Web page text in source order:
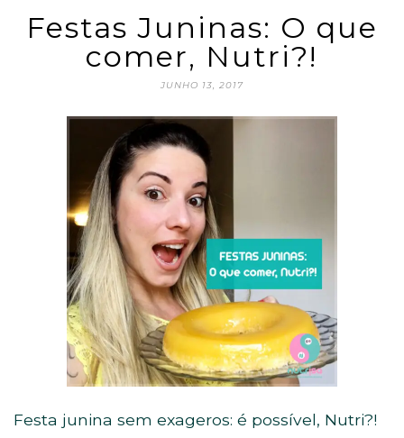
Festas Juninas: O que
comer, Nutri?!
JUNHO 13, 2017
Festa junina sem exageros: é possível, Nutri?!